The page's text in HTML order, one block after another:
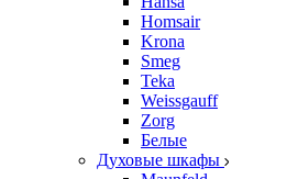
Homsair
Krona
Smeg
Teka
Weissgauff
Zorg
Белые
Духовые шкафы